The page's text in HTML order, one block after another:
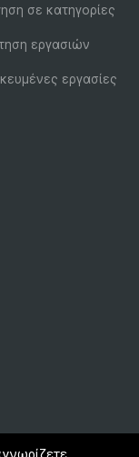
σε κατηγορίες
εργασιών
εργασίες